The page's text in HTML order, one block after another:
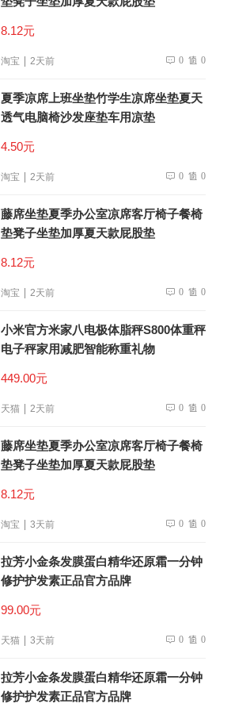
8.12元
淘宝 2天前 0 0
夏季凉席上班坐垫竹学生凉席坐垫夏天
透气电脑椅沙发座垫车用凉垫
4.50元
淘宝 2天前 0 0
藤席坐垫夏季办公室凉席客厅椅子餐椅
垫凳子坐垫加厚夏天款屁股垫
8.12元
淘宝 2天前 0 0
小米官方米家八电极体脂秤S800体重秤
电子秤家用减肥智能称重礼物
449.00元
天猫 2天前 0 0
藤席坐垫夏季办公室凉席客厅椅子餐椅
垫凳子坐垫加厚夏天款屁股垫
8.12元
淘宝 3天前 0 0
拉芳小金条发膜蛋白精华还原霜一分钟
修护护发素正品官方品牌
99.00元
天猫 3天前 0 0
拉芳小金条发膜蛋白精华还原霜一分钟
修护护发素正品官方品牌